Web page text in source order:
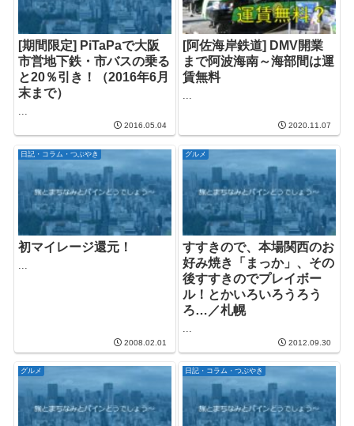
[期間限定] PiTaPaで大阪
市営地下鉄・市バスの乗る
と20％引き！（2016年6月
末まで）
2016.05.04
[阿佐海岸鉄道] DMV開業
まで阿波海南～海部間は運
賃無料
2020.11.07
日記・コラム・つぶやき
初マイレージ還元！
2008.02.01
グルメ
すすきので、本場関西のお
好み焼き「まっか」、その
後すすきのでプレイボー
ル！とかいろいろうろう
ろ…／札幌
2012.09.30
グルメ 日記・コラム・つぶやき